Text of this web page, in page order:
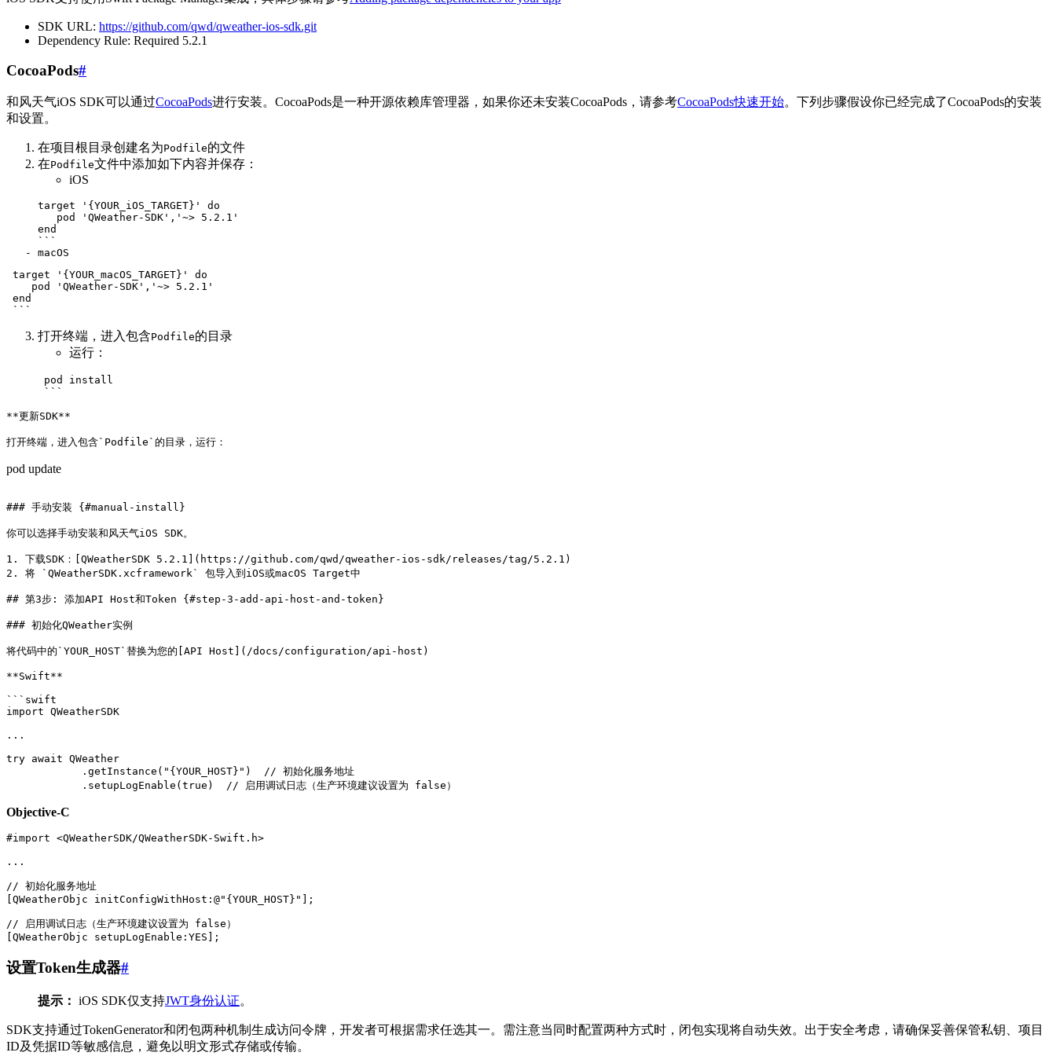
SDK URL: https://github.com/qwd/qweather-ios-sdk.git
Dependency Rule: Required 5.2.1
CocoaPods#
和风天气iOS SDK可以通过CocoaPods进行安装。CocoaPods是一种开源依赖库管理器，如果你还未安装CocoaPods，请参考CocoaPods快速开始。下列步骤假设你已经完成了CocoaPods的安装
和设置。
在项目根目录创建名为Podfile的文件
在Podfile文件中添加如下内容并保存：
iOS
     target '{YOUR_iOS_TARGET}' do
        pod 'QWeather-SDK','~> 5.2.1'
     end
     ```
target '{YOUR_macOS_TARGET}' do
    pod 'QWeather-SDK','~> 5.2.1'
end
打开终端，进入包含Podfile的目录
运行：
      pod install
      ```
**更新SDK**
pod update
### 手动安装 {#manual-install}
你可以选择手动安装和风天气iOS SDK。
1. 下载SDK：[QWeatherSDK 5.2.1](https://github.com/qwd/qweather-ios-sdk/releases/tag/5.2.1)
2. 将 `QWeatherSDK.xcframework` 包导入到iOS或macOS Target中
## 第3步: 添加API Host和Token {#step-3-add-api-host-and-token}
### 初始化QWeather实例
将代码中的`YOUR_HOST`替换为您的[API Host](/docs/configuration/api-host)
**Swift**
```swift
import QWeatherSDK
...
try await QWeather
            .getInstance("{YOUR_HOST}")  // 初始化服务地址
Objective-C
...
QWeatherObjc initConfigWithHost : @"{YOUR_HOST}" ];
QWeatherObjc setupLogEnable : YES ];
设置Token生成器#
提示： iOS SDK仅支持JWT身份认证。
SDK支持通过TokenGenerator和闭包两种机制生成访问令牌，开发者可根据需求任选其一。需注意当同时配置两种方式时，闭包实现将自动失效。出于安全考虑，请确保妥善保管私钥、项目
ID及凭据ID等敏感信息，避免以明文形式存储或传输。